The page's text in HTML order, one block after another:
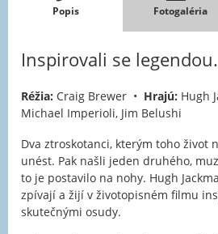
Popis Fotogaléria
Inspirovali se
Réžia: Craig Brewer • Hrajú: Hugh
Michael Imperioli, Jim Belushi
Dva ztroskotanci, kterým toho život
unést. Pak našli jeden druhého,
to je postavilo na nohy. Hugh
zpívají a žijí v životopisném filmu
skutečnými osudy.